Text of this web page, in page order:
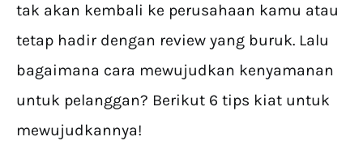
tak akan kembali ke perusahaan kamu atau
tetap hadir dengan review yang buruk. Lalu
bagaimana cara mewujudkan kenyamanan
untuk pelanggan? Berikut 6 tips kiat untuk
mewujudkannya!